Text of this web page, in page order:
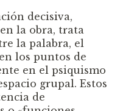
decisiva,
la obra, trata
la palabra, el
los puntos de
en el psiquismo
grupal. Estos
de